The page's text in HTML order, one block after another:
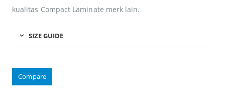
kualitas Compact Laminate merk lain.
SIZE GUIDE
Compare